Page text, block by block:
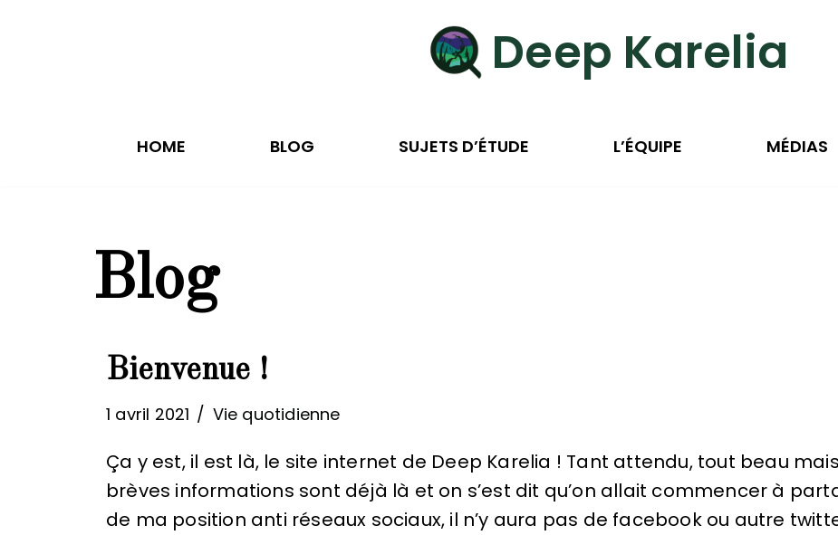
Deep Karelia
HOME BLOG SUJETS D’ÉTUDE L’ÉQUIPE MÉDIAS
Blog
Bienvenue !
1 avril 2021 Vie quotidienne
Ça y est, il est là, le site internet de Deep Karelia ! Tant attendu, tout beau
brèves informations sont déjà là et on s’est dit qu’on allait commencer à
de ma position anti réseaux sociaux, il n’y aura pas de facebook ou autre